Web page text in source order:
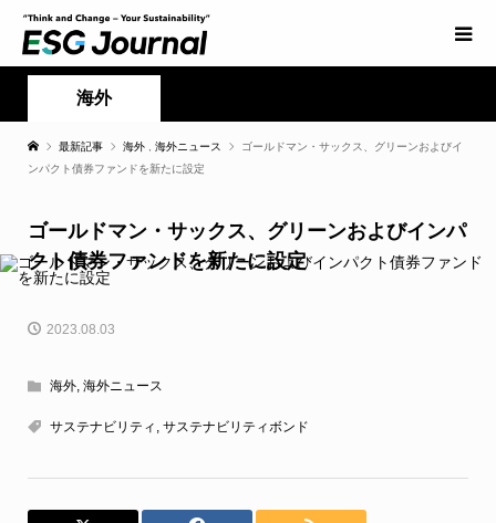
海外
最新記事 海外 海外ニュース
ゴールドマン・サックス、グリーンおよびイ
ンパクト債券ファンドを新たに設定
ゴールドマン・サックス、グリーンおよびインパ
クト債券ファンドを新たに設定
2023.08.03
海外, 海外ニュース
サステナビリティ , サステナビリティボンド